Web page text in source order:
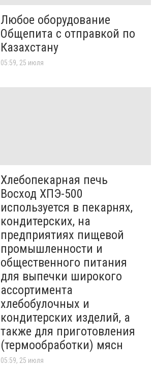
Любое оборудование
Общепита с отправкой по
Казахстану
05:59, 25 июля
Хлебопекарная печь
Восход ХПЭ-500
используется в пекарнях,
кондитерских, на
предприятиях пищевой
промышленности и
общественного питания
для выпечки широкого
ассортимента
хлебобулочных и
кондитерских изделий, а
также для приготовления
(термообработки) мясн
05:59, 25 июля